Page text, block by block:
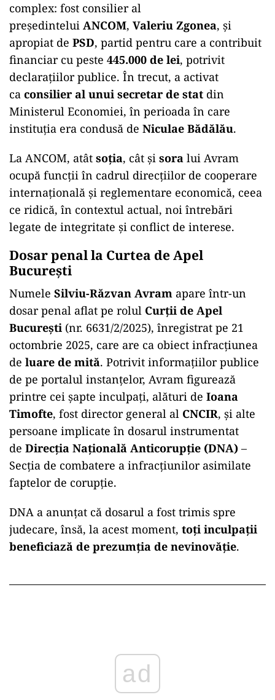
complex: fost consilier al
președintelui ANCOM, Valeriu Zgonea, și
apropiat de PSD, partid pentru care a contribuit
financiar cu peste 445.000 de lei, potrivit
declarațiilor publice. În trecut, a activat
ca consilier al unui secretar de stat din
Ministerul Economiei, în perioada în care
instituția era condusă de Niculae Bădălău.
La ANCOM, atât soția, cât și sora lui Avram
ocupă funcții în cadrul direcțiilor de cooperare
internațională și reglementare economică, ceea
ce ridică, în contextul actual, noi întrebări
legate de integritate și conflict de interese.
Dosar penal la Curtea de Apel
București
Numele Silviu-Răzvan Avram apare într-un
dosar penal aflat pe rolul Curții de Apel
București (nr. 6631/2/2025), înregistrat pe 21
octombrie 2025, care are ca obiect infracțiunea
de luare de mită. Potrivit informațiilor publice
de pe portalul instanțelor, Avram figurează
printre cei șapte inculpați, alături de Ioana
Timofte, fost director general al CNCIR, și alte
persoane implicate în dosarul instrumentat
de Direcția Națională Anticorupție (DNA) –
Secția de combatere a infracțiunilor asimilate
faptelor de corupție.
DNA a anunțat că dosarul a fost trimis spre
judecare, însă, la acest moment, toți inculpații
beneficiază de prezumția de nevinovăție.
ad